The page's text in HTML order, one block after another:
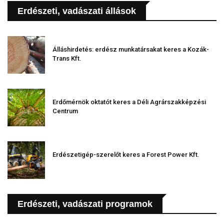
Erdészeti, vadászati állások
Álláshirdetés: erdész munkatársakat keres a Kozák-
Trans Kft.
Erdőmérnök oktatót keres a Déli Agrárszakképzési
Centrum
Erdészetigép-szerelőt keres a Forest Power Kft.
Erdészeti, vadászati programok